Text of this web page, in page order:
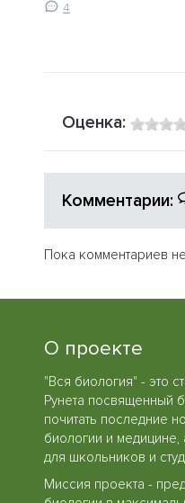
4
Оценка:
Комментарии:
Пока комментариев
О проекте
"Вся биология" - это
Рунета посвященный
почитать последние
биологии и
для школьников и
Миссия проекта -